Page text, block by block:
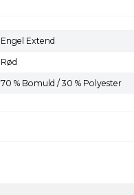
Engel Extend
Rød
70 % Bomuld / 30 % Polyester